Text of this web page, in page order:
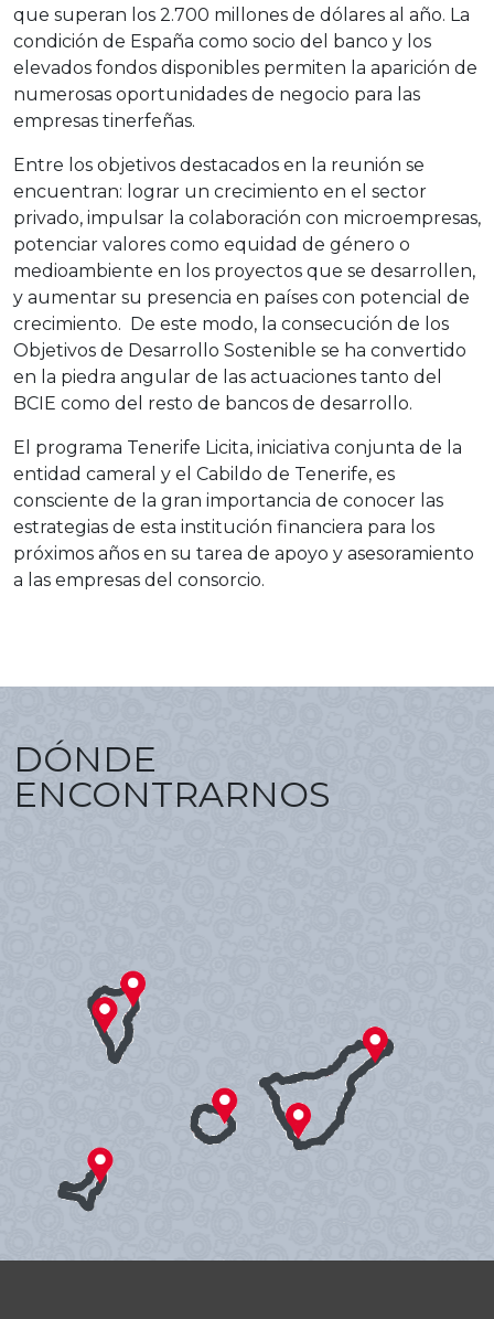
que superan los 2.700 millones de dólares al año. La
condición de España como socio del banco y los
elevados fondos disponibles permiten la aparición de
numerosas oportunidades de negocio para las
empresas tinerfeñas.
Entre los objetivos destacados en la reunión se
encuentran: lograr un crecimiento en el sector
privado, impulsar la colaboración con microempresas,
potenciar valores como equidad de género o
medioambiente en los proyectos que se desarrollen,
y aumentar su presencia en países con potencial de
crecimiento. De este modo, la consecución de los
Objetivos de Desarrollo Sostenible se ha convertido
en la piedra angular de las actuaciones tanto del
BCIE como del resto de bancos de desarrollo.
El programa Tenerife Licita, iniciativa conjunta de la
entidad cameral y el Cabildo de Tenerife, es
consciente de la gran importancia de conocer las
estrategias de esta institución financiera para los
próximos años en su tarea de apoyo y asesoramiento
a las empresas del consorcio.
DÓNDE
ENCONTRARNOS